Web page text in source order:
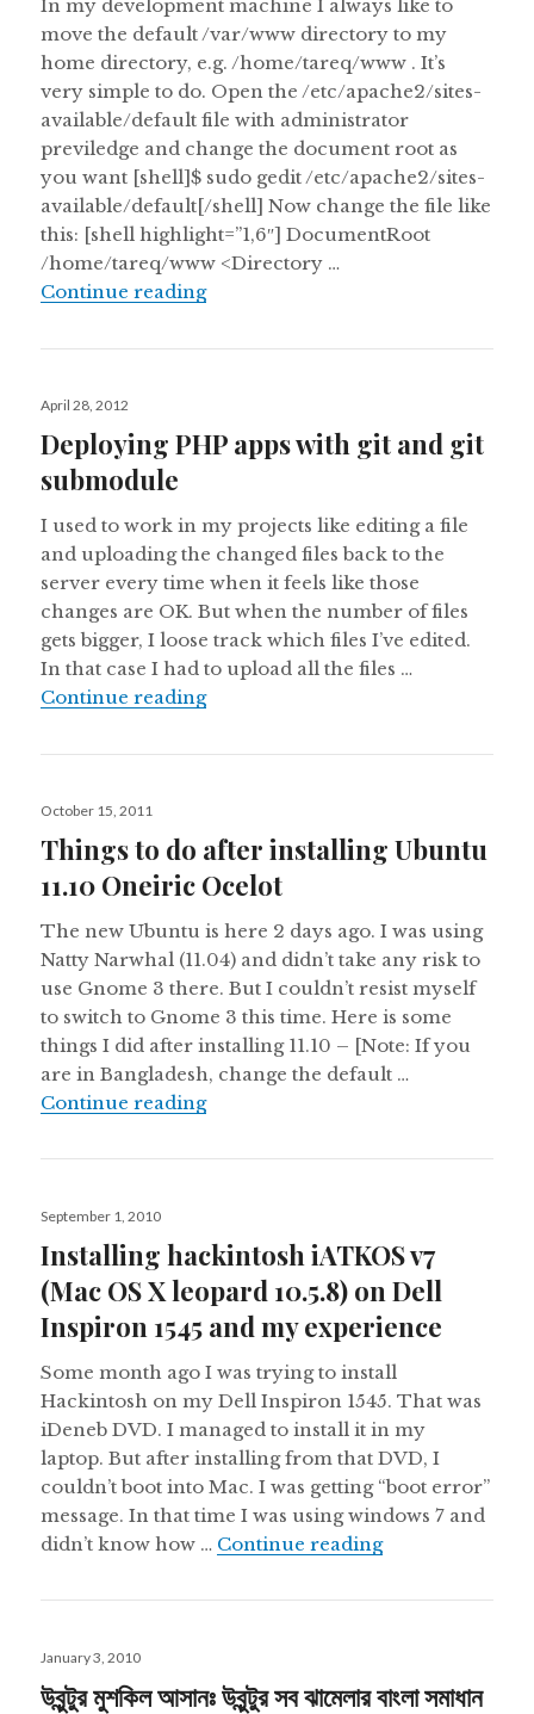
In my development machine I always like to
move the default /var/www directory to my
home directory, e.g. /home/tareq/www . It’s
very simple to do. Open the /etc/apache2/sites-
available/default file with administrator
previledge and change the document root as
you want [shell]$ sudo gedit /etc/apache2/sites-
available/default[/shell] Now change the file like
this: [shell highlight=”1,6″] DocumentRoot
/home/tareq/www <Directory …
Continue readingChanging apache document root
Posted
April 28, 2012
Deploying PHP apps with git and git
submodule
I used to work in my projects like editing a file
and uploading the changed files back to the
server every time when it feels like those
changes are OK. But when the number of files
gets bigger, I loose track which files I’ve edited.
In that case I had to upload all the files …
Continue readingDeploying PHP apps with git and
Posted
October 15, 2011
Things to do after installing Ubuntu
11.10 Oneiric Ocelot
The new Ubuntu is here 2 days ago. I was using
Natty Narwhal (11.04) and didn’t take any risk to
use Gnome 3 there. But I couldn’t resist myself
to switch to Gnome 3 this time. Here is some
things I did after installing 11.10 – [Note: If you
are in Bangladesh, change the default …
Continue readingThings to do after installing
Posted
September 1, 2010
Installing hackintosh iATKOS v7
(Mac OS X leopard 10.5.8) on Dell
Inspiron 1545 and my experience
Some month ago I was trying to install
Hackintosh on my Dell Inspiron 1545. That was
iDeneb DVD. I managed to install it in my
laptop. But after installing from that DVD, I
couldn’t boot into Mac. I was getting “boot error”
message. In that time I was using windows 7 and
didn’t know how … Continue readingInstalling
Posted
January 3, 2010
উবুন্টুর মুশকিল আসানঃ উবুন্টুর সব ঝামেলার বাংলা সমাধান